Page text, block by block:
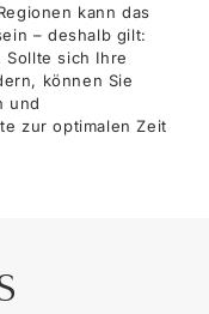
kann das
– deshalb gilt:
sich Ihre
können Sie
und
zur optimalen Zeit